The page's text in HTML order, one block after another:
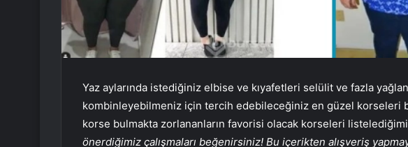
Yaz aylarında istediğiniz elbise ve kıyafetleri selülit ve fazla
kombinleyebilmeniz için tercih edebileceğiniz en güzel korseleri
korse bulmakta zorlananların favorisi olacak korseleri
önerdiğimiz çalışmaları beğenirsiniz! Bu içerikten alışveriş